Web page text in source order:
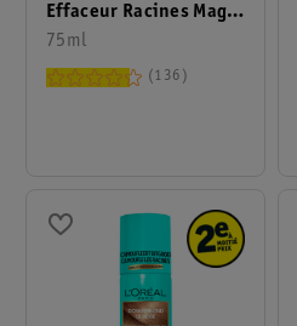
Effaceur Racines Magic
Retouch Le Blond
75ml
136